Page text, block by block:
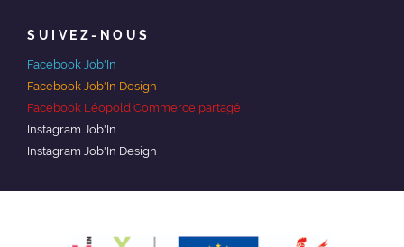
SUIVEZ-NOUS
Facebook Job'In
Facebook Job'In Design
Facebook Léopold Commerce partagé
Instagram Job'In
Instagram Job'In Design